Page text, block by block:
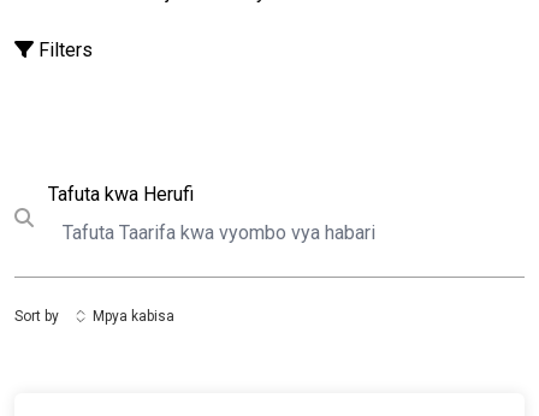
Filters
Submit search
Tafuta kwa HerufiTafuta
Sort by Mpya kabisa